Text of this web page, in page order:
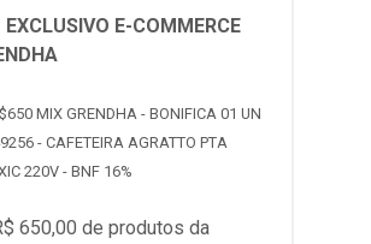
E-COMMERCE
MIX GRENDHA - BONIFICA 01 UN
- CAFETEIRA AGRATTO PTA
220V - BNF 16%
650,00 de produtos da